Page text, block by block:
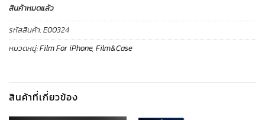
สินค้าหมดแล้ว
รหัสสินค้า:E00324
หมวดหมู่:Film For iPhone, Film&Case
สินค้าที่เกี่ยวข้อง